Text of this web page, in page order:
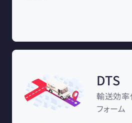
DTS
輸送効率
フォーム